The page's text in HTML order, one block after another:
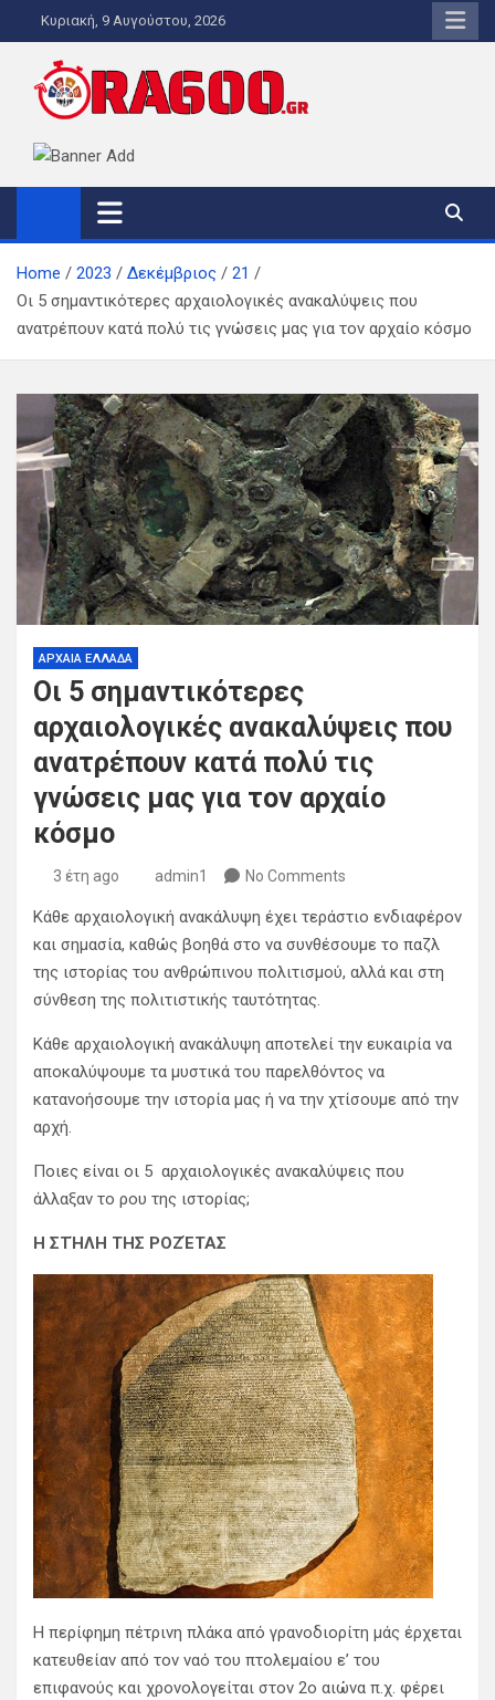
to
content
Κυριακή, 9 Αυγούστου, 2026
ORA600.GR
Η ΑΛΗΘΙΝΗ ΩΡΑ ΕΝΗΜΕΡΩΣΗΣ
Home 2023 Δεκέμβριος
21
Οι 5 σημαντικότερες αρχαιολογικές ανακαλύψεις που
ανατρέπουν κατά πολύ τις γνώσεις μας για τον αρχαίο κόσμο
ΑΡΧΑΙΑ ΕΛΛΑΔΑ
Οι 5 σημαντικότερες
αρχαιολογικές ανακαλύψεις που
ανατρέπουν κατά πολύ τις
γνώσεις μας για τον αρχαίο
κόσμο
3 έτη ago admin1 No Comments
Κάθε αρχαιολογική ανακάλυψη έχει τεράστιο ενδιαφέρον
και σημασία, καθώς βοηθά στο να συνθέσουμε το παζλ
της ιστορίας του ανθρώπινου πολιτισμού, αλλά και στη
σύνθεση της πολιτιστικής ταυτότητας.
Κάθε αρχαιολογική ανακάλυψη αποτελεί την ευκαιρία να
αποκαλύψουμε τα μυστικά του παρελθόντος να
κατανοήσουμε την ιστορία μας ή να την χτίσουμε από την
αρχή.
Ποιες είναι οι 5 αρχαιολογικές ανακαλύψεις που
άλλαξαν το ρου της ιστορίας;
Η ΣΤΉΛΗ ΤΗΣ ΡΟΖΈΤΑΣ
Η περίφημη πέτρινη πλάκα από γρανοδιορίτη μάς έρχεται
κατευθείαν από τον ναό του πτολεμαίου ε’ του
επιφανούς και χρονολογείται στον 2ο αιώνα π.χ. φέρει